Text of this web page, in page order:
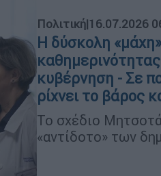
Πολιτική|16.07.2026
H δύσκολη
κυβέρνηση - Σε
ρίχνει το βάρος
Το σχέδιο
«αντίδοτο» των